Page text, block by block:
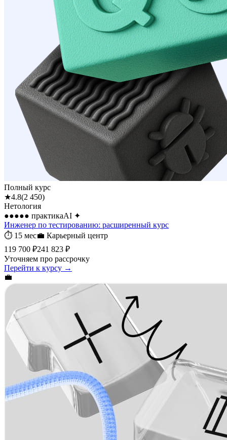
Полный курс
★4.8(2 450)
Нетология
●●●●● практикаAI ✦
Инженер по тестированию: расширенный курс
⏱ 15 мес💼 Карьерный центр
119 700 ₽241 823 ₽
Уточняем про рассрочку
Перейти к курсу →
💼